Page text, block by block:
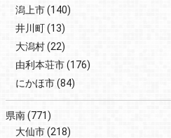
潟上市(140)
井川町(13)
大潟村(22)
由利本荘市(176)
にかほ市(84)
県南(771)
大仙市(218)